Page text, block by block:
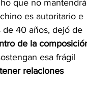
que no
es autoritario e
de 40 años, dejó de
de la
esa frágil
relaciones